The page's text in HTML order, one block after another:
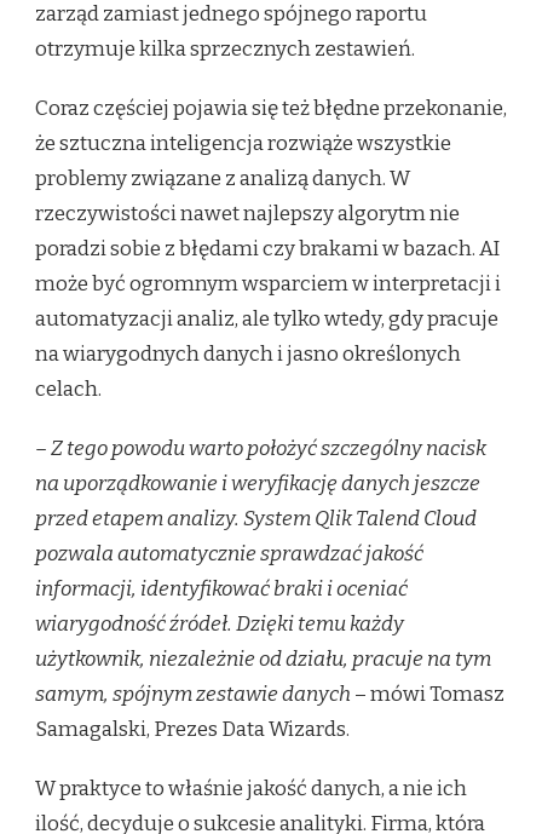
zarząd zamiast jednego spójnego raportu
otrzymuje kilka sprzecznych zestawień.
Coraz częściej pojawia się też błędne przekonanie,
że sztuczna inteligencja rozwiąże wszystkie
problemy związane z analizą danych. W
rzeczywistości nawet najlepszy algorytm nie
poradzi sobie z błędami czy brakami w bazach. AI
może być ogromnym wsparciem w interpretacji i
automatyzacji analiz, ale tylko wtedy, gdy pracuje
na wiarygodnych danych i jasno określonych
celach.
– Z tego powodu warto położyć szczególny nacisk
na uporządkowanie i weryfikację danych jeszcze
przed etapem analizy. System Qlik Talend Cloud
pozwala automatycznie sprawdzać jakość
informacji, identyfikować braki i oceniać
wiarygodność źródeł. Dzięki temu każdy
użytkownik, niezależnie od działu, pracuje na tym
samym, spójnym zestawie danych – mówi Tomasz
Samagalski, Prezes Data Wizards.
W praktyce to właśnie jakość danych, a nie ich
ilość, decyduje o sukcesie analityki. Firma, która